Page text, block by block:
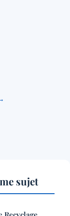
sujet